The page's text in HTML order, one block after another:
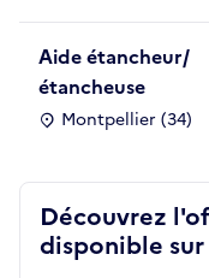
Aide étancheur/
étancheuse
Montpellier (34)
Découvrez
disponible